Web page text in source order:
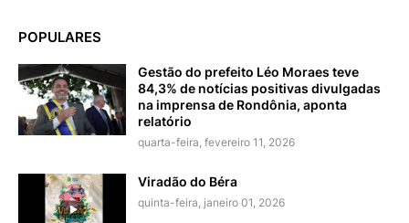
POPULARES
Gestão do prefeito Léo Moraes teve
84,3% de notícias positivas divulgadas
na imprensa de Rondônia, aponta
relatório
quarta-feira, fevereiro 11, 2026
Viradão do Béra
quinta-feira, janeiro 01, 2026